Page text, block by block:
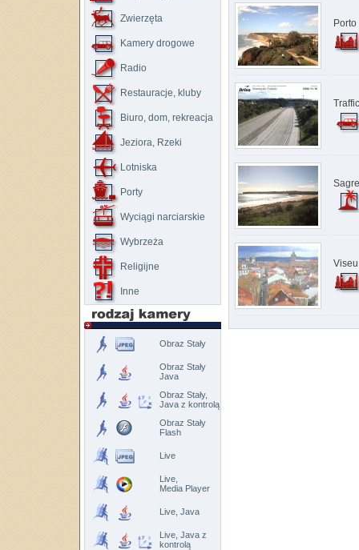
Zwierzęta
Kamery drogowe
Radio
Restauracje, kluby
Biuro, dom, rekreacja
Jeziora, Rzeki
Lotniska
Porty
Wyciągi narciarskie
Wybrzeża
Religijne
Inne
Obraz Stały
Obraz Stały
Java
Obraz Stały,
Java z kontrolą
Obraz Stały
Flash
Live
Live,
Media Player
Live, Java
Live, Java z
kontrolą
Viseu